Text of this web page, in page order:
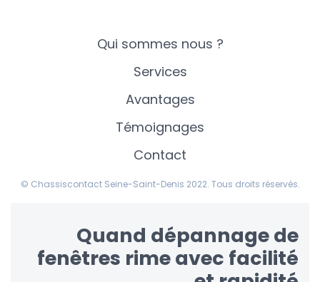
Qui sommes nous ?
Services
Avantages
Témoignages
Contact
© Chassiscontact Seine-Saint-Denis 2022. Tous droits réservés.
Quand dépannage de
fenêtres rime avec facilité